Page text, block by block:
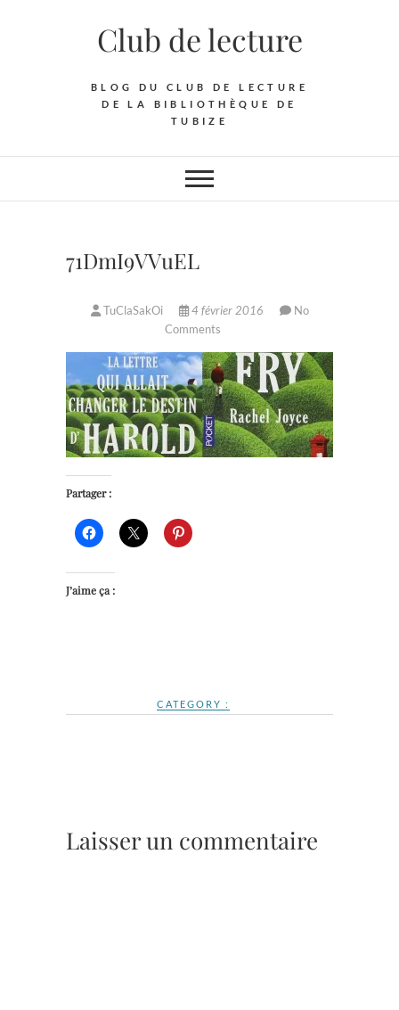
Club de lecture
BLOG DU CLUB DE LECTURE
DE LA BIBLIOTHÈQUE DE
TUBIZE
71DmI9VVuEL
TuClaSakOi 4 février 2016
No
Comments
Partager :
J’aime ça :
CATEGORY :
Laisser un commentaire